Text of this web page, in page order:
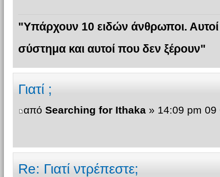
"Υπάρχουν 10 ειδών άνθρωποι.
σύστημα και αυτοί που δεν ξέρουν"
Γιατί ;
από Searching for Ithaka» 14:09 pm 09
Re: Γιατί ντρέπεστε;